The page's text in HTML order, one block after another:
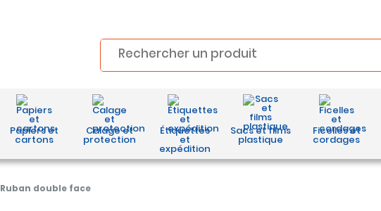
Papiers et
cartons
Calage et
protection
Étiquettes
et
expédition
Sacs et films
plastique
Ficelles et
cordages
Ruban double face